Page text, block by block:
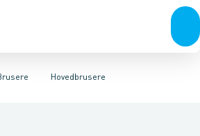
& rørKuglehaner & ventiler
VaskeArmaturer
Hovedbrusere
BrusesætBrusestænger